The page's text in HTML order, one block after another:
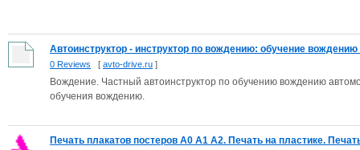
Автоинструктор - инструктор по вождению: обучение вождению
0 Reviews [ avto-drive.ru ]
Вождение. Частный автоинструктор по обучению вождению
обучения вождению.
Печать плакатов постеров А0 А1 А2. Печать на пластике.